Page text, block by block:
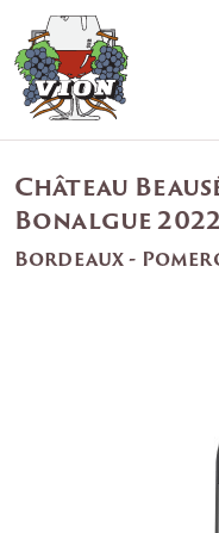
Château
Bonalgue 2022
Bordeaux -